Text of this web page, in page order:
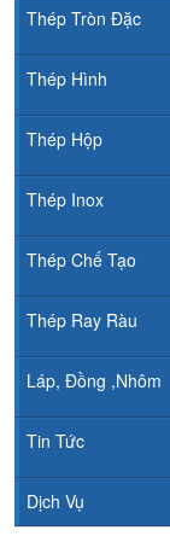
Thép Tròn Đặc
Thép Hình
Thép Hộp
Thép Inox
Thép Chế Tạo
Thép Ray Ràu
Láp, Đồng ,Nhôm
Tin Tức
Dịch Vụ